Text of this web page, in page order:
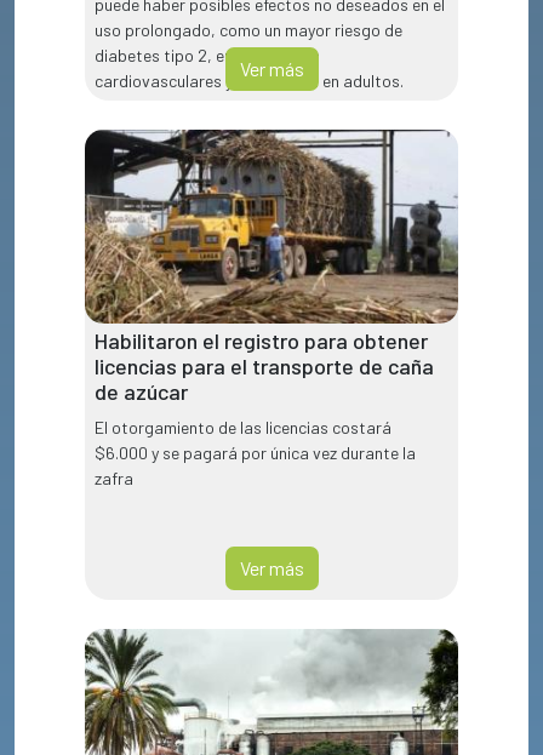
puede haber posibles efectos no deseados en el
uso prolongado, como un mayor riesgo de
diabetes tipo 2, enfermedades
cardiovasculares y mortalidad en adultos.
Ver más
Habilitaron el registro para obtener
licencias para el transporte de caña
de azúcar
El otorgamiento de las licencias costará
$6.000 y se pagará por única vez durante la
zafra
Ver más